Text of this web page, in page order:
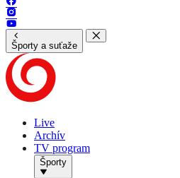
Športy a suťaže
Live
Archív
TV program
Športy